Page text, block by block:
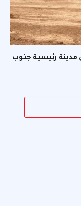
رئيسية جنوب